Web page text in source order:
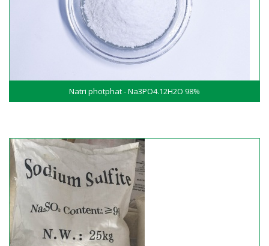
Natri photphat - Na3PO4.12H2O 98%